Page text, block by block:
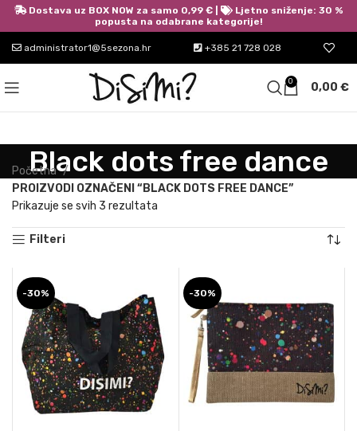
administrator1@5sezona.hr +385 21 728 028
0 0,00 €
Black dots free dance
Početna
PROIZVODI OZNAČENI “BLACK DOTS FREE DANCE”
Prikazuje se svih 3 rezultata
Filteri
-30% -30%
Dostava uz BOX NOW za samo 0,99 € |
Ljetno sniženje: 30 %
popusta na odabrane kategorije!